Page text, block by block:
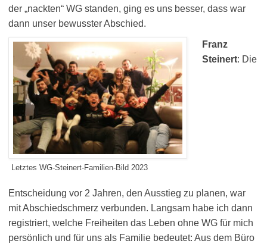
der „nackten“ WG standen, ging es uns besser, dass war
dann unser bewusster Abschied.
Letztes WG-Steinert-Familien-Bild 2023
Franz
Steinert: Die
Entscheidung vor 2 Jahren, den Ausstieg zu planen, war
mit Abschiedschmerz verbunden. Langsam habe ich dann
registriert, welche Freiheiten das Leben ohne WG für mich
persönlich und für uns als Familie bedeutet: Aus dem Büro